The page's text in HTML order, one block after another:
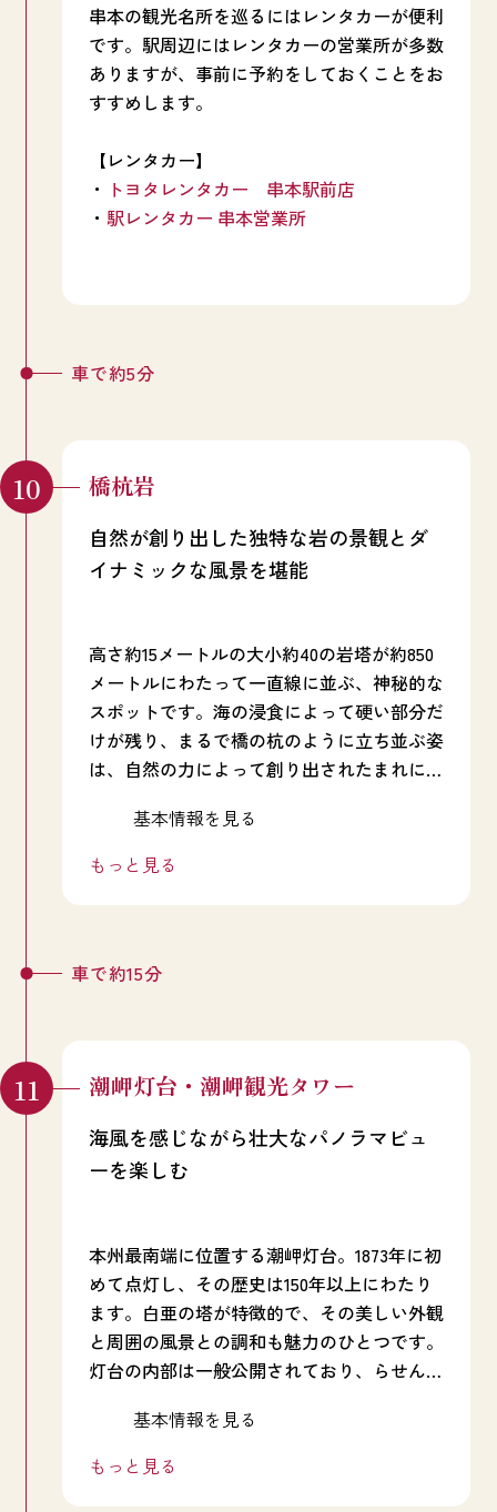
串本の観光名所を巡るにはレンタカーが便利
です。駅周辺にはレンタカーの営業所が多数
ありますが、事前に予約をしておくことをお
すすめします。
【レンタカー】
・ トヨタレンタカー 串本駅前店
・ 駅レンタカー 串本営業所
車で約5分
橋杭岩
自然が創り出した独特な岩の景観とダ
イナミックな風景を堪能
高さ約15メートルの大小約40の岩塔が約850
メートルにわたって一直線に並ぶ、神秘的な
スポットです。海の浸食によって硬い部分だ
けが残り、まるで橋の杭のように立ち並ぶ姿
は、自然の力によって創り出されたまれに見
美しさ。「国の朝日百選」にも選ばれてお
り、水平線から現れる太陽が岩と海を黄金色
るウチヤマセンニュウの繁殖地でもあり、多
様な生き物たちとの出会いも楽しめます。
説が現代まで語り継がれています。古くから
基本情報を見る
もっと見る
車で約15分
潮岬灯台・潮岬観光タワー
海風を感じながら壮大なパノラマビュ
ーを楽しむ
本州最南端に位置する潮岬灯台。1873年に初
めて点灯し、その歴史は150年以上にわたり
ます。白亜の塔が特徴的で、その美しい外観
と周囲の風景との調和も魅力のひとつです。
灯台の内部は一般公開されており、らせん階
のパノラマビューが広がります。海と空の壮
大なコントラストを楽しむことができ、朝日
ワー」などの観光スポットもあるので、ぜひ
合わせてお楽しみください。
基本情報を見る
もっと見る